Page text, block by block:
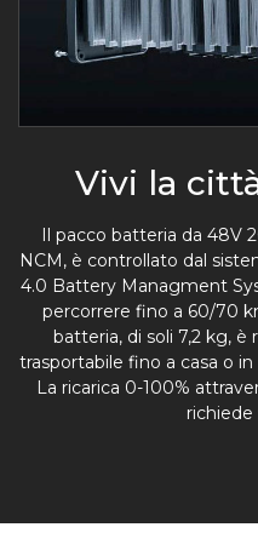
Vivi la
Il pacco batteria da 48V
NCM, è controllato dal
4.0 Battery Managment
percorrere fino a 60/70
batteria, di soli 7,2 kg,
trasportabile fino a casa o
La ricarica 0-100%
richiede